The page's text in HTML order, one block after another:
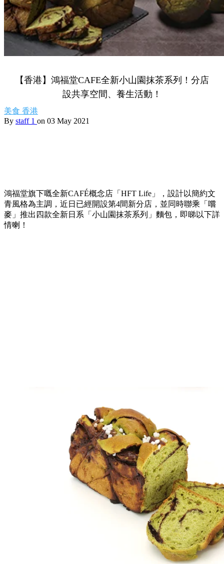
【香港】鴻福堂CAFE全新小山園抹茶系列！分店
設共享空間、養生活動！
美食 香港
By staff 1 on 03 May 2021
鴻福堂旗下嘅全新CAFÉ概念店「HFT Life」，設計以簡約文
青風格為主調，近日已經開設第4間新分店，並同時聯乘「嚐
麥」推出四款全新日系「小山園抹茶系列」麵包，即睇以下詳
情喇！